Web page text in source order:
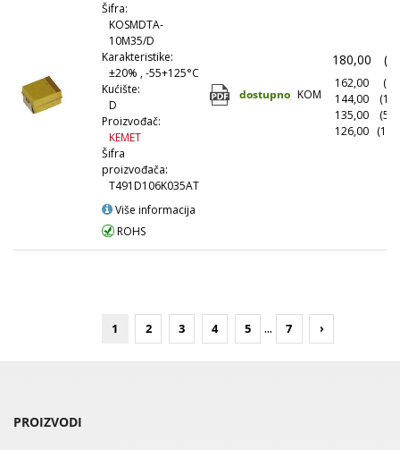
Šifra:
KOSMDTA-
10M35/D
Karakteristike:
±20% , -55+125°C
Kućište:
D
Proizvođač:
KEMET
Šifra
proizvođača:
T491D106K035AT
Više informacija
ROHS
dostupno KOM
180,00
162,00
144,00
135,00
126,00
1 2 3 4 5 ... 7 ›
PROIZVODI